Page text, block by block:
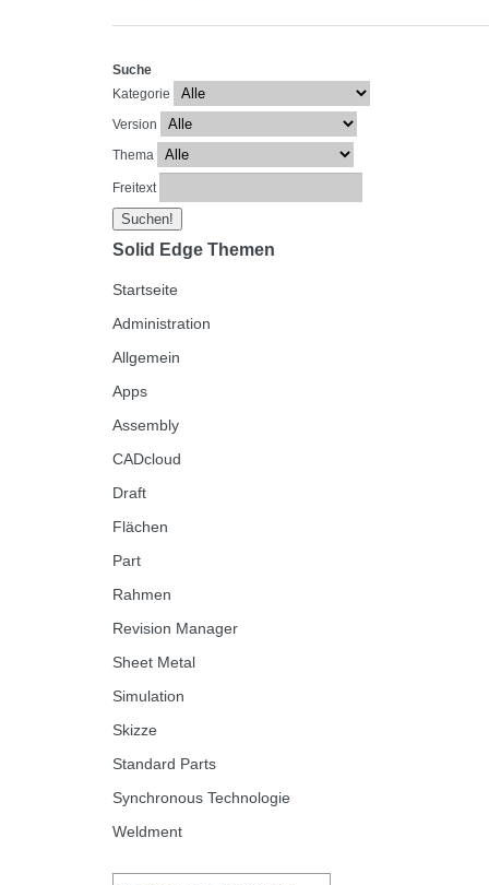
Suche
Kategorie
Version
Thema
Freitext
Solid Edge Themen
Startseite
Administration
Allgemein
Apps
Assembly
CADcloud
Draft
Flächen
Part
Rahmen
Revision Manager
Sheet Metal
Simulation
Skizze
Standard Parts
Synchronous Technologie
Weldment